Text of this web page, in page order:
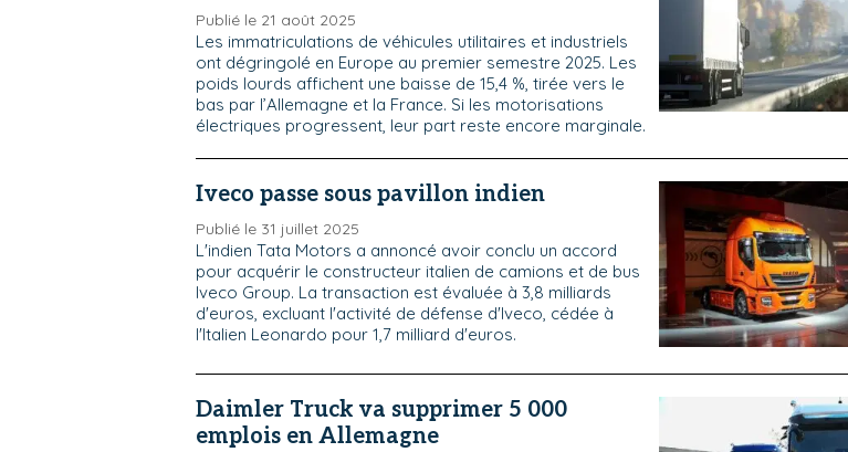
Publié le 21 août 2025
Les immatriculations de véhicules utilitaires et industriels
ont dégringolé en Europe au premier semestre 2025. Les
poids lourds affichent une baisse de 15,4 %, tirée vers le
bas par l’Allemagne et la France. Si les motorisations
électriques progressent, leur part reste encore marginale.
Iveco passe sous pavillon indien
Publié le 31 juillet 2025
L'indien Tata Motors a annoncé avoir conclu un accord
pour acquérir le constructeur italien de camions et de bus
Iveco Group. La transaction est évaluée à 3,8 milliards
d'euros, excluant l'activité de défense d'Iveco, cédée à
l'Italien Leonardo pour 1,7 milliard d'euros.
Daimler Truck va supprimer 5 000
emplois en Allemagne